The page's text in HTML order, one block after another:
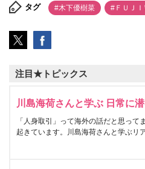
タグ #木下優樹菜 #ＦＵＪＩ
注目★トピックス
川島海荷さんと学ぶ 日常に
「人身取引」って海外の話だと思っ
起きています。川島海荷さんと学ぶリ